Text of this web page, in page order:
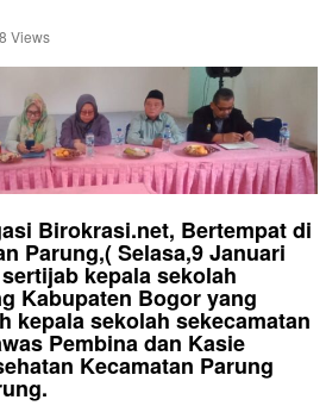
Views
Birokrasi.net, Bertempat di
Parung,( Selasa,9 Januari
kepala sekolah
Kabupaten Bogor yang
kepala sekolah sekecamatan
Pembina dan Kasie
Kecamatan Parung